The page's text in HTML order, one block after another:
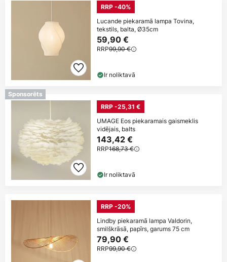
RRP -40%
Lucande piekaramā lampa Tovina,
tekstils, balta, Ø35cm
59,90 €
RRP99,90 €
Ir noliktavā
Sponsorēts
RRP -25,31 €
UMAGE Eos piekaramais gaismeklis
vidējais, balts
143,42 €
RRP168,73 €
Ir noliktavā
RRP -20%
Lindby piekaramā lampa Valdorin,
smilškrāsā, papīrs, garums 75 cm
79,90 €
RRP99,90 €